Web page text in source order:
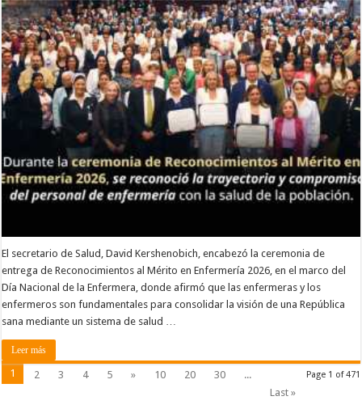
El secretario de Salud, David Kershenobich, encabezó la ceremonia de
entrega de Reconocimientos al Mérito en Enfermería 2026, en el marco del
Día Nacional de la Enfermera, donde afirmó que las enfermeras y los
enfermeros son fundamentales para consolidar la visión de una República
sana mediante un sistema de salud …
Leer más
Page 1 of 471
1 2 3 4 5 » 10 20 30
...
Last »